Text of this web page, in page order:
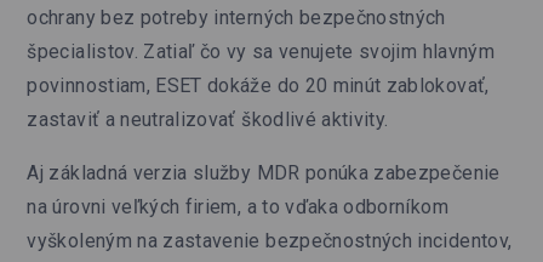
ochrany bez potreby interných bezpečnostných
špecialistov. Zatiaľ čo vy sa venujete svojim hlavným
povinnostiam, ESET dokáže do 20 minút zablokovať,
zastaviť a neutralizovať škodlivé aktivity.
Aj základná verzia služby MDR ponúka zabezpečenie
na úrovni veľkých firiem, a to vďaka odborníkom
vyškoleným na zastavenie bezpečnostných incidentov,